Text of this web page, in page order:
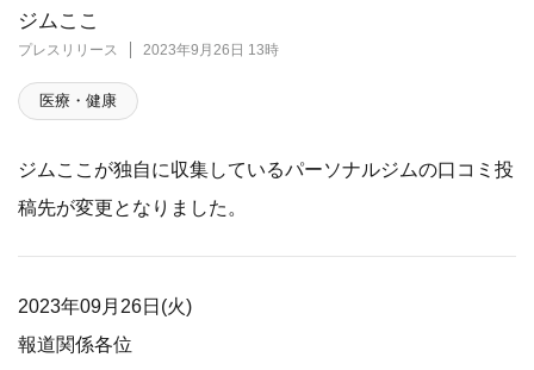
ジムここ
プレスリリース 2023年9月26日 13時
医療・健康
ジムここが独自に収集しているパーソナルジムの口コミ投
稿先が変更となりました。
2023年09月26日(火)
報道関係各位